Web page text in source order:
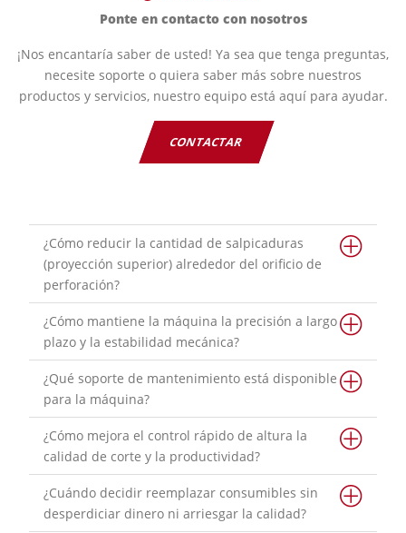
Ponte en contacto con nosotros
¡Nos encantaría saber de usted! Ya sea que tenga preguntas,
necesite soporte o quiera saber más sobre nuestros
productos y servicios, nuestro equipo está aquí para ayudar.
CONTACTAR
¿Cómo reducir la cantidad de salpicaduras
(proyección superior) alrededor del orificio de
perforación?
¿Cómo mantiene la máquina la precisión a largo
plazo y la estabilidad mecánica?
¿Qué soporte de mantenimiento está disponible
para la máquina?
¿Cómo mejora el control rápido de altura la
calidad de corte y la productividad?
¿Cuándo decidir reemplazar consumibles sin
desperdiciar dinero ni arriesgar la calidad?